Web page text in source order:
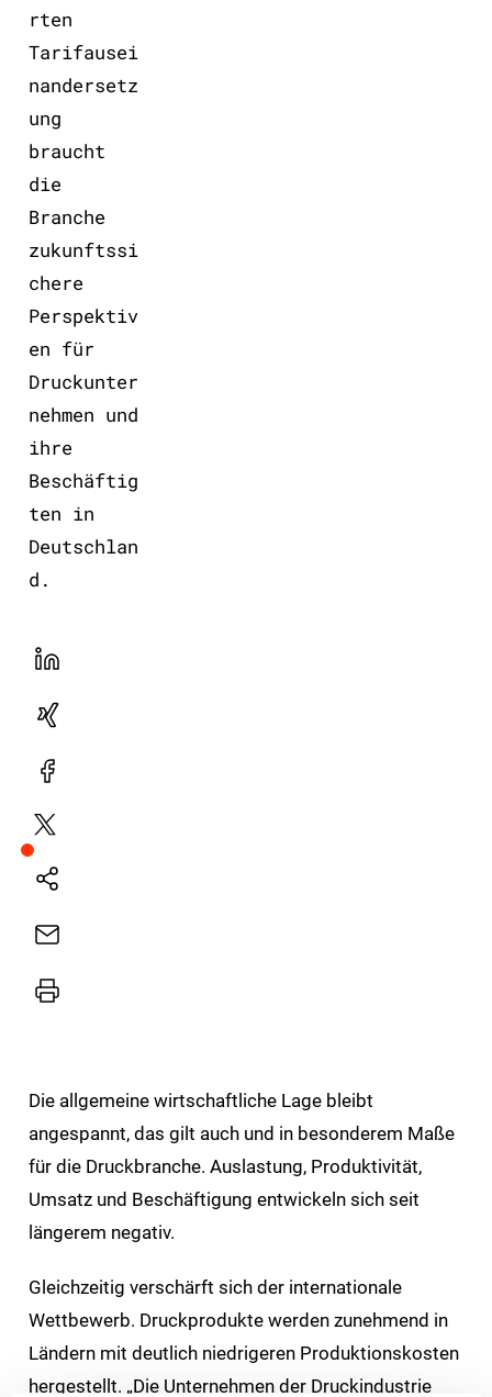
rten
Tarifausei
nandersetz
ung
braucht
die
Branche
zukunftssi
chere
Perspektiv
en für
Druckunter
nehmen und
ihre
Beschäftig
ten in
Deutschlan
d.
LinekdIn
Xing
Facebook
Plattform
X
Natives
E-
Drucker
Die allgemeine wirtschaftliche Lage bleibt
angespannt, das gilt auch und in besonderem Maße
für die Druckbranche. Auslastung, Produktivität,
Umsatz und Beschäftigung entwickeln sich seit
längerem negativ.
Gleichzeitig verschärft sich der internationale
Wettbewerb. Druckprodukte werden zunehmend in
Ländern mit deutlich niedrigeren Produktionskosten
hergestellt. „Die Unternehmen der Druckindustrie